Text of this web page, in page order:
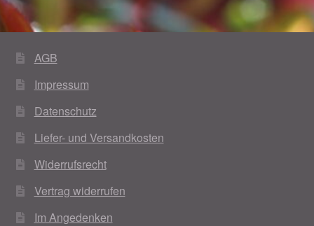
Im Gedenken an
Impressum
Karneval 2015 – Schmuck zu Fasching & Co.
Karneval 2020 – Schmuck zu Fasching & Co.
Kasse
AGB
Impressum
Datenschutz
Liefer- und Versandkosten
Widerrufsrecht
Vertrag widerrufen
Im Angedenken